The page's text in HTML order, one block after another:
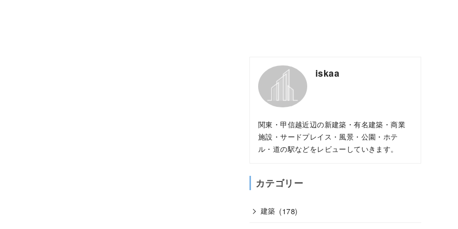
iskaa
関東・甲信越近辺の新建築・有名建築・商業
施設・サードプレイス・風景・公園・ホテ
ル・道の駅などをレビューしていきます。
カテゴリー
建築 (178)